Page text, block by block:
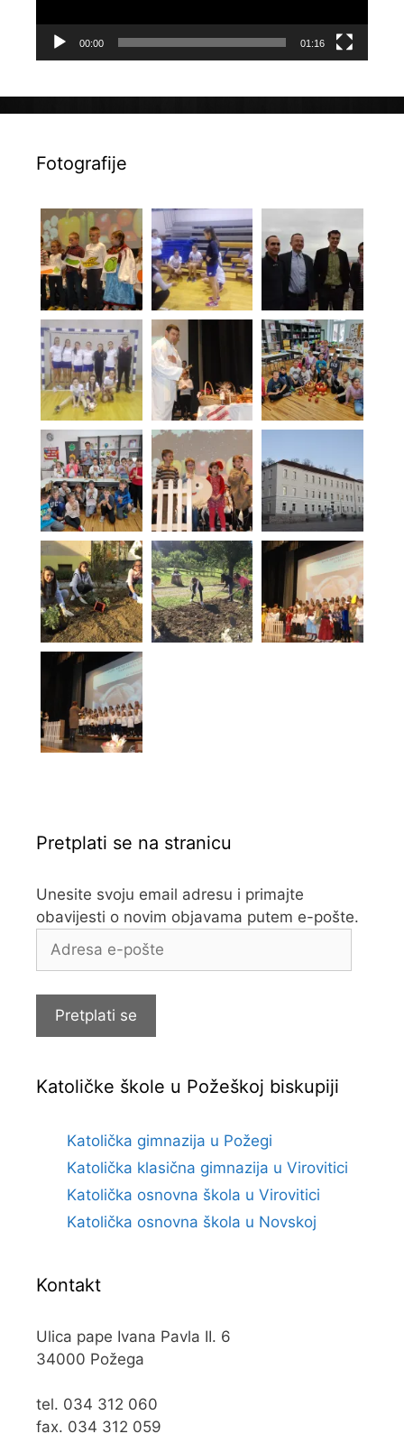
00:00 01:16
Fotografije
Pretplati se na stranicu
Unesite svoju email adresu i primajte
obavijesti o novim objavama putem e-pošte.
Adresa
Pretplati se
Katoličke škole u Požeškoj biskupiji
Katolička gimnazija u Požegi
Katolička klasična gimnazija u Virovitici
Katolička osnovna škola u Virovitici
Katolička osnovna škola u Novskoj
Kontakt
Ulica pape Ivana Pavla II. 6
34000 Požega
tel. 034 312 060
fax. 034 312 059